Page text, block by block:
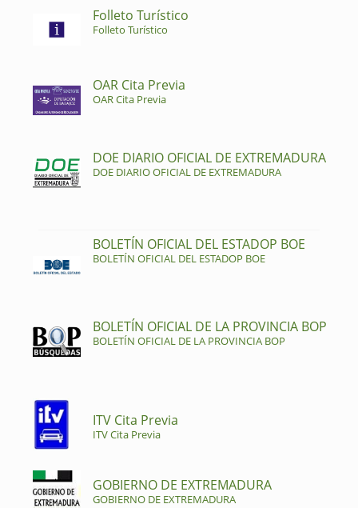
Folleto Turístico
Folleto Turístico
OAR Cita Previa
OAR Cita Previa
DOE DIARIO OFICIAL DE EXTREMADURA
DOE DIARIO OFICIAL DE EXTREMADURA
BOLETÍN OFICIAL DEL ESTADOP BOE
BOLETÍN OFICIAL DEL ESTADOP BOE
BOLETÍN OFICIAL DE LA PROVINCIA BOP
BOLETÍN OFICIAL DE LA PROVINCIA BOP
ITV Cita Previa
ITV Cita Previa
GOBIERNO DE EXTREMADURA
GOBIERNO DE EXTREMADURA